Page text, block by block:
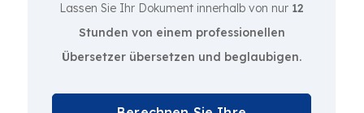
Lassen Sie Ihr Dokument innerhalb von nur 12
Stunden von einem professionellen
Übersetzer übersetzen und beglaubigen.